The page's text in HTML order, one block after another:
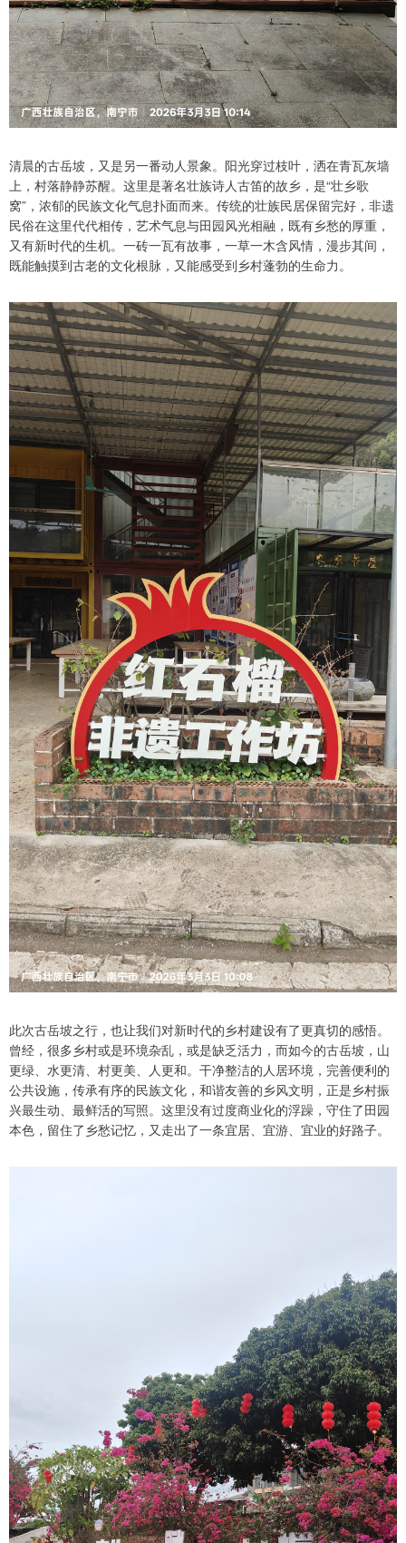
清晨的古岳坡，又是另一番动人景象。阳光穿过枝叶，洒在青瓦灰墙
上，村落静静苏醒。这里是著名壮族诗人古笛的故乡，是“壮乡歌
窝”，浓郁的民族文化气息扑面而来。传统的壮族民居保留完好，非遗
民俗在这里代代相传，艺术气息与田园风光相融，既有乡愁的厚重，
又有新时代的生机。一砖一瓦有故事，一草一木含风情，漫步其间，
既能触摸到古老的文化根脉，又能感受到乡村蓬勃的生命力。
此次古岳坡之行，也让我们对新时代的乡村建设有了更真切的感悟。
曾经，很多乡村或是环境杂乱，或是缺乏活力，而如今的古岳坡，山
更绿、水更清、村更美、人更和。干净整洁的人居环境，完善便利的
公共设施，传承有序的民族文化，和谐友善的乡风文明，正是乡村振
兴最生动、最鲜活的写照。这里没有过度商业化的浮躁，守住了田园
本色，留住了乡愁记忆，又走出了一条宜居、宜游、宜业的好路子。